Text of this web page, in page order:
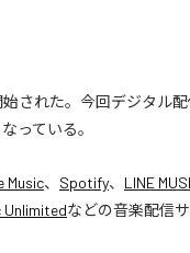
始された。今回デジタル
っている。
Music、 Spotify、 LINE
Unlimitedなどの音楽配信